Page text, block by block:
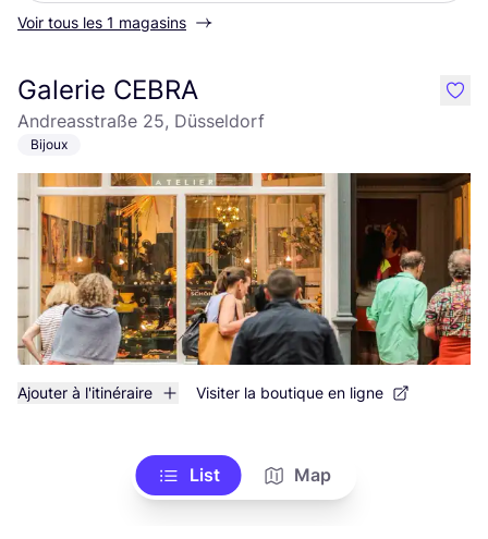
Voir tous les 1 magasins
Galerie CEBRA
Andreasstraße 25, Düsseldorf
Bijoux
Ajouter à l'itinéraire Visiter la boutique en ligne
like
List Map